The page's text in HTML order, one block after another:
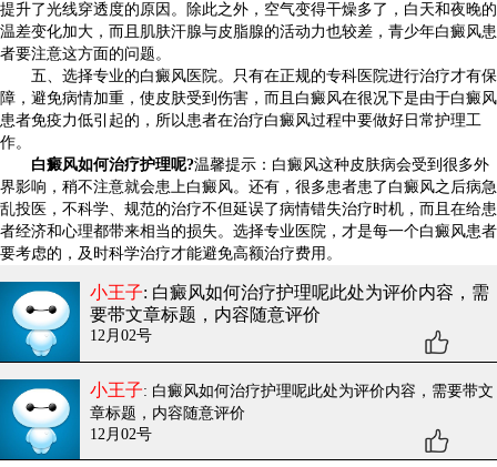
提升了光线穿透度的原因。除此之外，空气变得干燥多了，白天和夜晚的
温差变化加大，而且肌肤汗腺与皮脂腺的活动力也较差，青少年白癜风患
者要注意这方面的问题。
五、选择专业的白癜风医院。只有在正规的专科医院进行治疗才有保
障，避免病情加重，使皮肤受到伤害，而且白癜风在很况下是由于白癜风
患者免疫力低引起的，所以患者在治疗白癜风过程中要做好日常护理工
作。
白癜风如何治疗护理呢?温馨提示：白癜风这种皮肤病会受到很多外
界影响，稍不注意就会患上白癜风。还有，很多患者患了白癜风之后病急
乱投医，不科学、规范的治疗不但延误了病情错失治疗时机，而且在给患
者经济和心理都带来相当的损失。选择专业医院，才是每一个白癜风患者
要考虑的，及时科学治疗才能避免高额治疗费用。
小王子: 白癜风如何治疗护理呢此处为评价内容，需
要带文章标题，内容随意评价
12月02号
小王子: 白癜风如何治疗护理呢此处为评价内容，需要带文
章标题，内容随意评价
12月02号